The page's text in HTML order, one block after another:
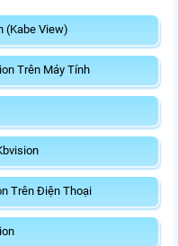
(Kabe View)
Trên Máy Tính
Trên Điện Thoại